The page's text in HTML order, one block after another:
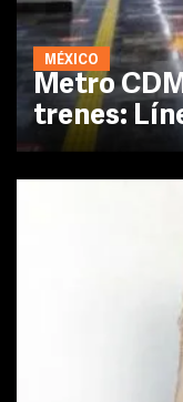
MÉXICO
Metro
trenes: